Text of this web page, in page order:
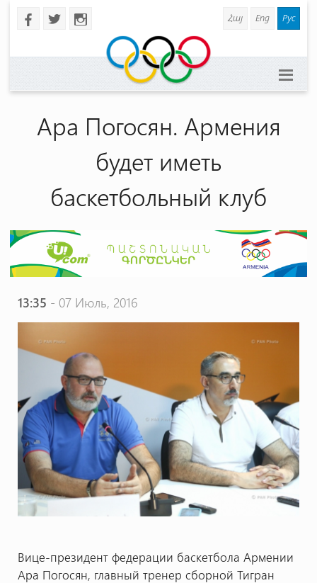
b a x Հայ Eng Рус
Ара Погосян. Армения
будет иметь
баскетбольный клуб
13:35 - 07 Июль, 2016
Вице-президент федерации баскетбола Армении
Ара Погосян, главный тренер сборной Тигран